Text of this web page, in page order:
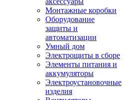
Монтажные коробки
Оборудование
защиты и
автоматизации
Умный дом
Электрощиты в сборе
Элементы питания и
аккумуляторы
Электроустановочные
изделия